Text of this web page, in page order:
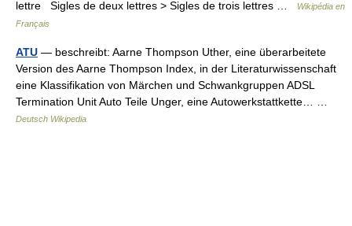
lettre Sigles de deux lettres > Sigles de trois lettres …
Wikipédia en
Français
ATU — beschreibt: Aarne Thompson Uther, eine überarbeitete
Version des Aarne Thompson Index, in der Literaturwissenschaft
eine Klassifikation von Märchen und Schwankgruppen ADSL
Termination Unit Auto Teile Unger, eine Autowerkstattkette… …
Deutsch Wikipedia